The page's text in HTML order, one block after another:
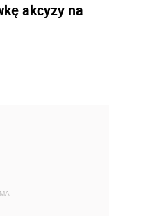
akcyzy na